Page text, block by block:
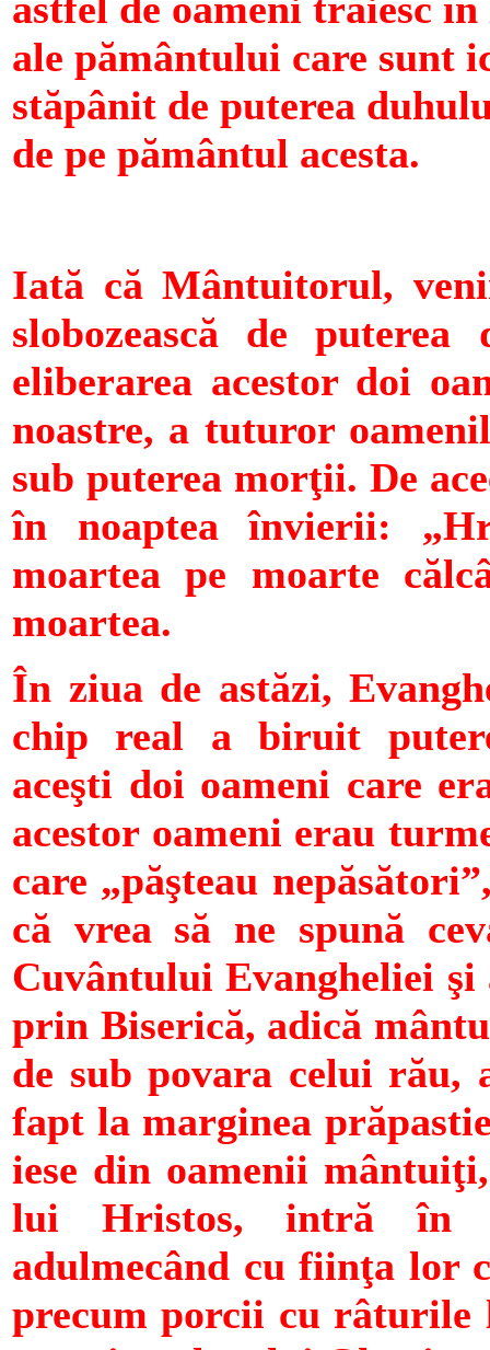
ale pământului care sunt
stăpânit de puterea
de pe pământul acesta.
Iată că Mântuitorul,
slobozească de
eliberarea acestor doi
noastre, a tuturor
sub puterea morţii. De
în noaptea învierii:
moartea pe moarte
moartea.
În ziua de astăzi,
chip real a biruit
aceşti doi oameni care
acestor oameni erau
care „păşteau
că vrea să ne spună
Cuvântului Evangheliei
prin Biserică, adică
de sub povara celui rău,
fapt la marginea
iese din oamenii
lui Hristos, intră în
adulmecând cu fiinţa lor
precum porcii cu râturile